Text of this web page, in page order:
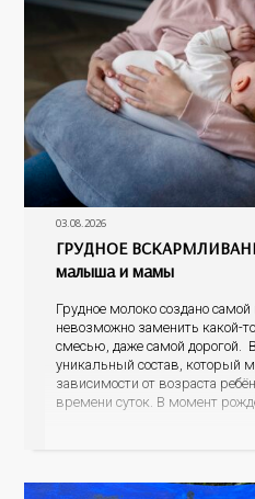
03.08.2026
ГРУДНОЕ
малыша и мамы
Грудное молоко создано самой
невозможно заменить какой-
смесью, даже самой дорогой.
уникальный состав, который
зависимости от возраста
времени суток. В момент